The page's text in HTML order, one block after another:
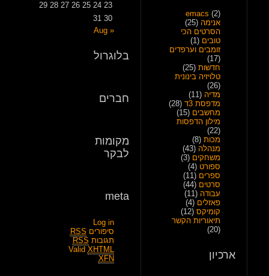
emacs (2)
אנימה (25)
הסרטים הכי
טובים (1)
זומבים וערפדים
(17)
חדשות (25)
טלויזיה בינונית
(26)
מדיה (11)
מדפסת 3ד
(28)
מחשבים (15)
מילון הדפסות
(22)
מכות (8)
מנהלה (43)
משחקים (3)
ספורט (4)
ספרים (11)
סרטים (44)
עבודה (11)
פאזלים (4)
קומיקס (12)
תיאוריות הקשר
(20)
ארכיון
23
24
25
26
27
28
29
30
31
« Aug
בלוגרול
חברים
מקומות
לבקר
meta
Log in
סיפורים RSS
תגובות RSS
Valid XHTML
XFN